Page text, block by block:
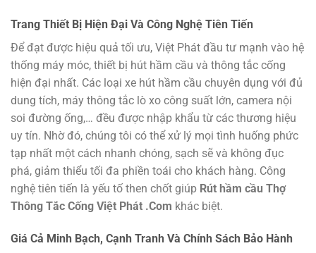
Trang Thiết Bị Hiện Đại Và Công Nghệ Tiên Tiến
Để đạt được hiệu quả tối ưu, Việt Phát đầu tư mạnh vào hệ
thống máy móc, thiết bị hút hầm cầu và thông tắc cống
hiện đại nhất. Các loại xe hút hầm cầu chuyên dụng với đủ
dung tích, máy thông tắc lò xo công suất lớn, camera nội
soi đường ống,… đều được nhập khẩu từ các thương hiệu
uy tín. Nhờ đó, chúng tôi có thể xử lý mọi tình huống phức
tạp nhất một cách nhanh chóng, sạch sẽ và không đục
phá, giảm thiểu tối đa phiền toái cho khách hàng. Công
nghệ tiên tiến là yếu tố then chốt giúp Rút hầm cầu Thợ
Thông Tắc Cống Việt Phát .Com khác biệt.
Giá Cả Minh Bạch, Cạnh Tranh Và Chính Sách Bảo Hành